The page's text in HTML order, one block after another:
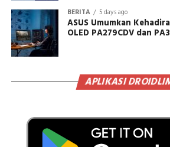
BERITA 5 days ago
ASUS Umumkan
OLED PA279CDV dan
APLIKASI